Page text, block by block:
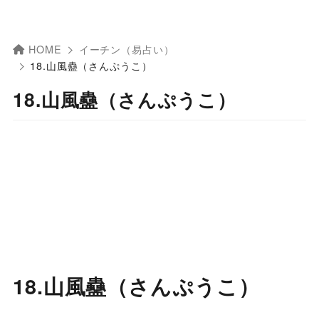
HOME
イーチン（易占い）
18.山風蠱（さんぷうこ）
18.山風蠱（さんぷうこ）
18.山風蠱（さんぷうこ）